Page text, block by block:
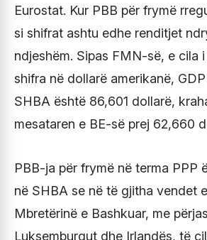
Eurostat. Kur PBB për frymë
si shifrat ashtu edhe renditjet
ndjeshëm. Sipas FMN-së, e cila
shifra në dollarë amerikanë,
SHBA është 86,601 dollarë,
mesataren e BE-së prej 62,660
PBB-ja për frymë në terma PPP
në SHBA se në të gjitha vendet
Mbretërinë e Bashkuar, me
Luksemburgut dhe Irlandës, të